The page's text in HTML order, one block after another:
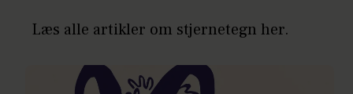
Læs alle artikler om stjernetegn her.